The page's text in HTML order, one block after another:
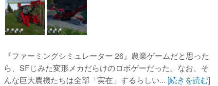
『ファーミングシミュレーター 26』農業ゲームだと思った
ら、SFじみた変形メカだらけのロボゲーだった。なお、そ
んな巨大農機たちは全部「実在」するらしい... [続きを読む]